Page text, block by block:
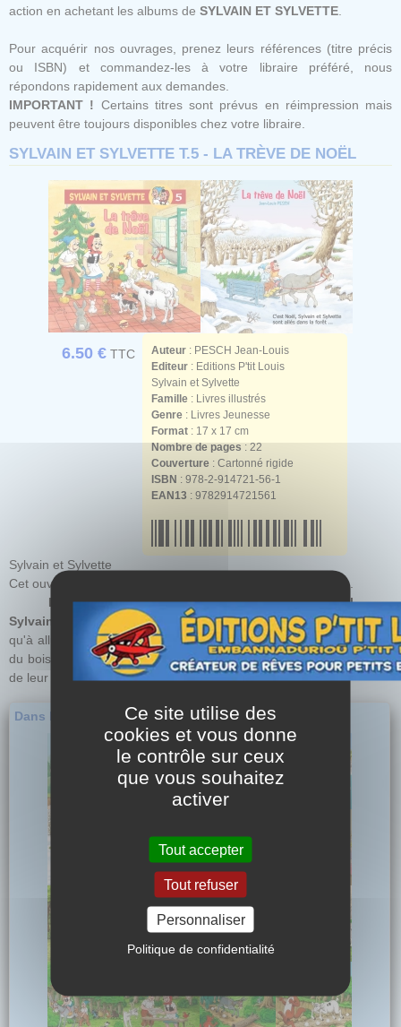
action en achetant les albums de SYLVAIN ET SYLVETTE
Pour acquérir nos ouvrages, prenez leurs références (titre précis
ou ISBN) et commandez-les à votre libraire préféré, nous
répondons rapidement aux demandes.
IMPORTANT ! Certains titres sont prévus en réimpression mais
peuvent être toujours disponibles chez votre libraire.
SYLVAIN ET SYLVETTE T.5 - LA TRÈVE DE NOËL
6.50 €TTC Auteur: PESCH Jean-Louis
Editeur: Editions P'tit Louis
Sylvain et Sylvette
Famille: Livres illustrés
Genre: Livres Jeunesse
Format: 17 x 17 cm
Nombre de pages : 22
Couverture: Cartonné rigide
ISBN : 978-2-914721-56-1
EAN13 : 9782914721561
Sylvain et Sylvette
Cet ouvrage est un cadeau pour les petits et les plus grands.
L'HISTOIRE : Sylvain et Sylvette - La trêve de Noël
Sylvain et Sylvette
préparent leurrepas de Noël. Il ne reste plus
qu'à allumer les bougies du sapin. Mais avant il faut aller chercher
du bois pour la nuit. Les compères profitent que nos héros sortent
de leur chaumiére pour y entrer et...
Dans la même série...Ce site utilise des
cookies et vous donne
le contrôle sur ceux
que vous souhaitez
activer
Tout accepter
Tout refuser
Personnaliser
Politique de confidentialité